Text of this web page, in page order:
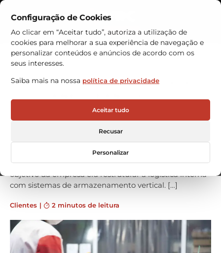
Configuração de Cookies
Ao clicar em “Aceitar tudo”, autoriza a utilização de
cookies para melhorar a sua experiência de navegação e
personalizar conteúdos e anúncios de acordo com os
seus interesses.
Saiba mais na nossa política de privacidade
Aceitar tudo
Recusar
Personalizar
Contactos
Mendes Gonçalves equipada
com HÄNEL LEAN-LIFT
A Mendes Gonçalves adquiriu um armazém
automático vertical Hänel Lean-Lift. A falta de espaço
na fábrica ditou a escolha deste equipamento
fornecido pela VRC WAREHOUSE TECHNOLOGIES. A
instalação foi realizada em 2013 e o sistema de
armazenagem já está totalmente operacional. O
objetivo da empresa era restruturar a logística interna
com sistemas de armazenamento vertical. […]
Clientes | 2 minutos de leitura